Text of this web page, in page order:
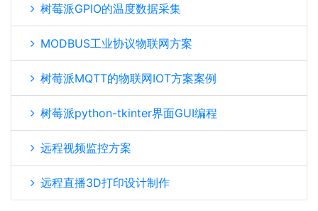
树莓派GPIO的温度数据采集
MODBUS工业协议物联网方案
树莓派MQTT的物联网IOT方案案例
树莓派python-tkinter界面GUI编程
远程视频监控方案
远程直播3D打印设计制作